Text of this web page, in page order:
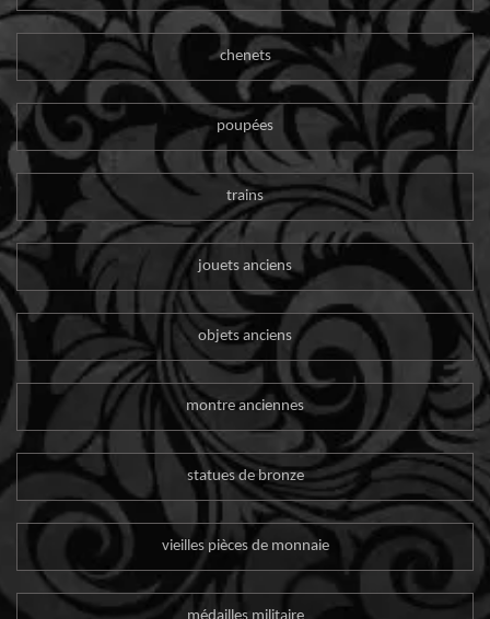
chenets
poupées
trains
jouets anciens
objets anciens
montre anciennes
statues de bronze
vieilles pièces de monnaie